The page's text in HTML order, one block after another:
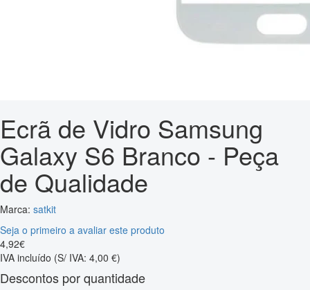
Ecrã de Vidro Samsung
Galaxy S6 Branco - Peça
de Qualidade
Marca: satkit
Seja o primeiro a avaliar este produto
4,92€
IVA incluído (S/ IVA: 4,00 €)
Descontos por quantidade